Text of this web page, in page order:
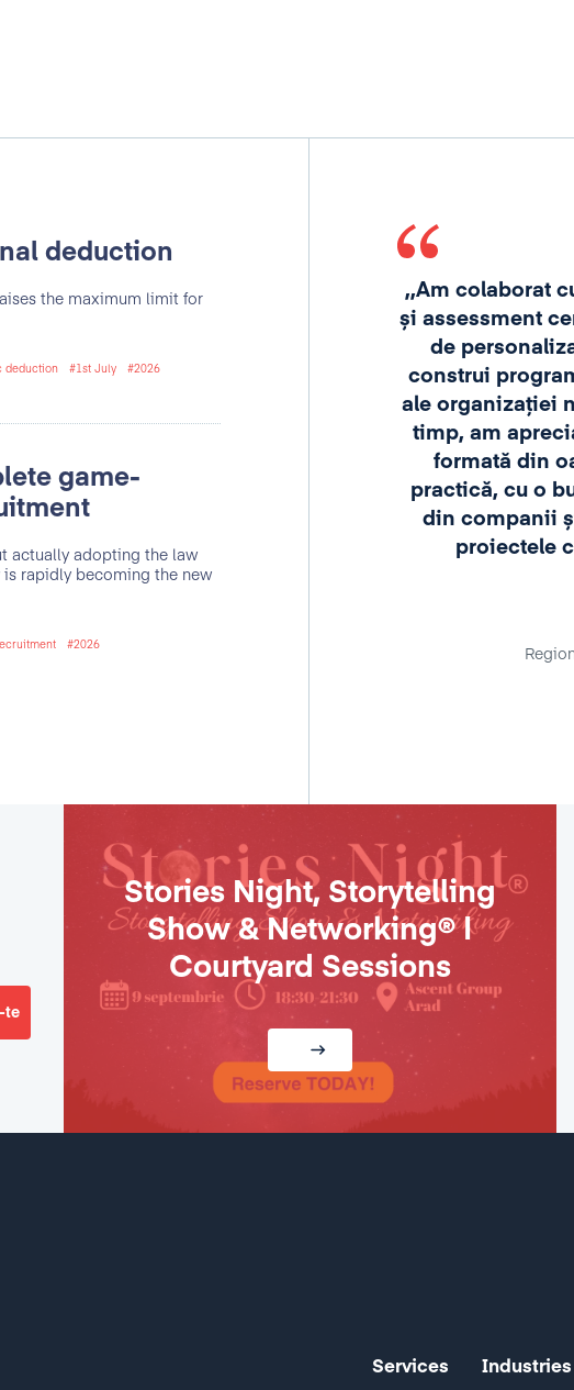
deduction
the maximum limit for
deduction 1st July 2026
game-
actually adopting the law
is rapidly becoming the new
2026
de încredere în activitatea
reușind să asigure cele mai înalte
de calitate."
Giovanni Pometti
,,Am colaborat
și assessment
de
construi
ale organizației
timp, am
formată din
practică, cu o
din companii
proiectele
Stories Night, Storytelling
Show & Networking® |
Courtyard Sessions
Services Industries